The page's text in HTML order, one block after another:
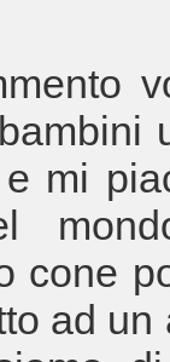
mi
cone
ad un